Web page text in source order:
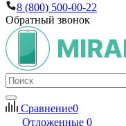
8 (800) 500-00-22
Обратный звонок
Сравнение0
Отложенные 0